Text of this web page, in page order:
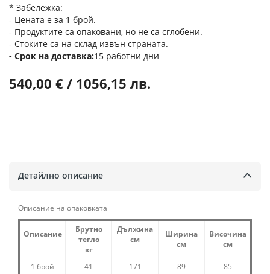
* Забележка:
- Цената е за 1 брой.
- Продуктите са опаковани, но не са сглобени.
- Стоките са на склад извън страната.
Срок на доставка 15 работни дни
540,00 € / 1056,15 лв.
Детайлно описание
Описание на опаковката
Описание
Брутно
тегло
кг
Дължина
см
Ширина
см
Височина
см
1 брой 41 171 89
85